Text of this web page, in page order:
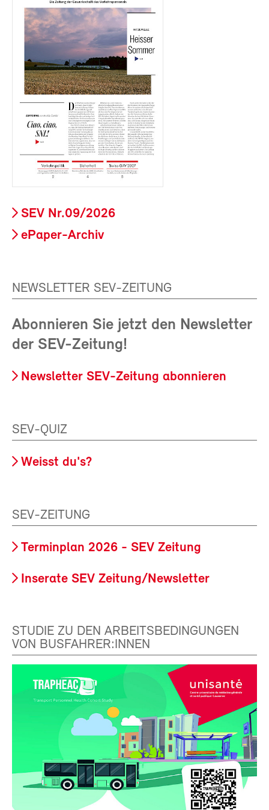
SEV Nr.09/2026
ePaper-Archiv
NEWSLETTER SEV-ZEITUNG
Abonnieren Sie jetzt den Newsletter
der SEV-Zeitung!
Newsletter SEV-Zeitung abonnieren
SEV-QUIZ
Weisst du's?
SEV-ZEITUNG
Terminplan 2026 - SEV Zeitung
Inserate SEV Zeitung/Newsletter
STUDIE ZU DEN ARBEITSBEDINGUNGEN
VON BUSFAHRER:INNEN